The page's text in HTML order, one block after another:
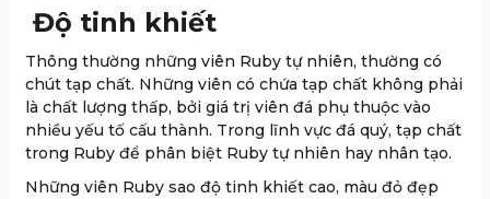
Độ tinh khiết
Thông thường những viên Ruby tự nhiên, thường có
chút tạp chất. Những viên có chứa tạp chất không phải
là chất lượng thấp, bởi giá trị viên đá phụ thuộc vào
nhiều yếu tố cấu thành. Trong lĩnh vực đá quý, tạp chất
trong Ruby để phân biệt Ruby tự nhiên hay nhân tạo.
Những viên Ruby sao độ tinh khiết cao, màu đỏ đẹp